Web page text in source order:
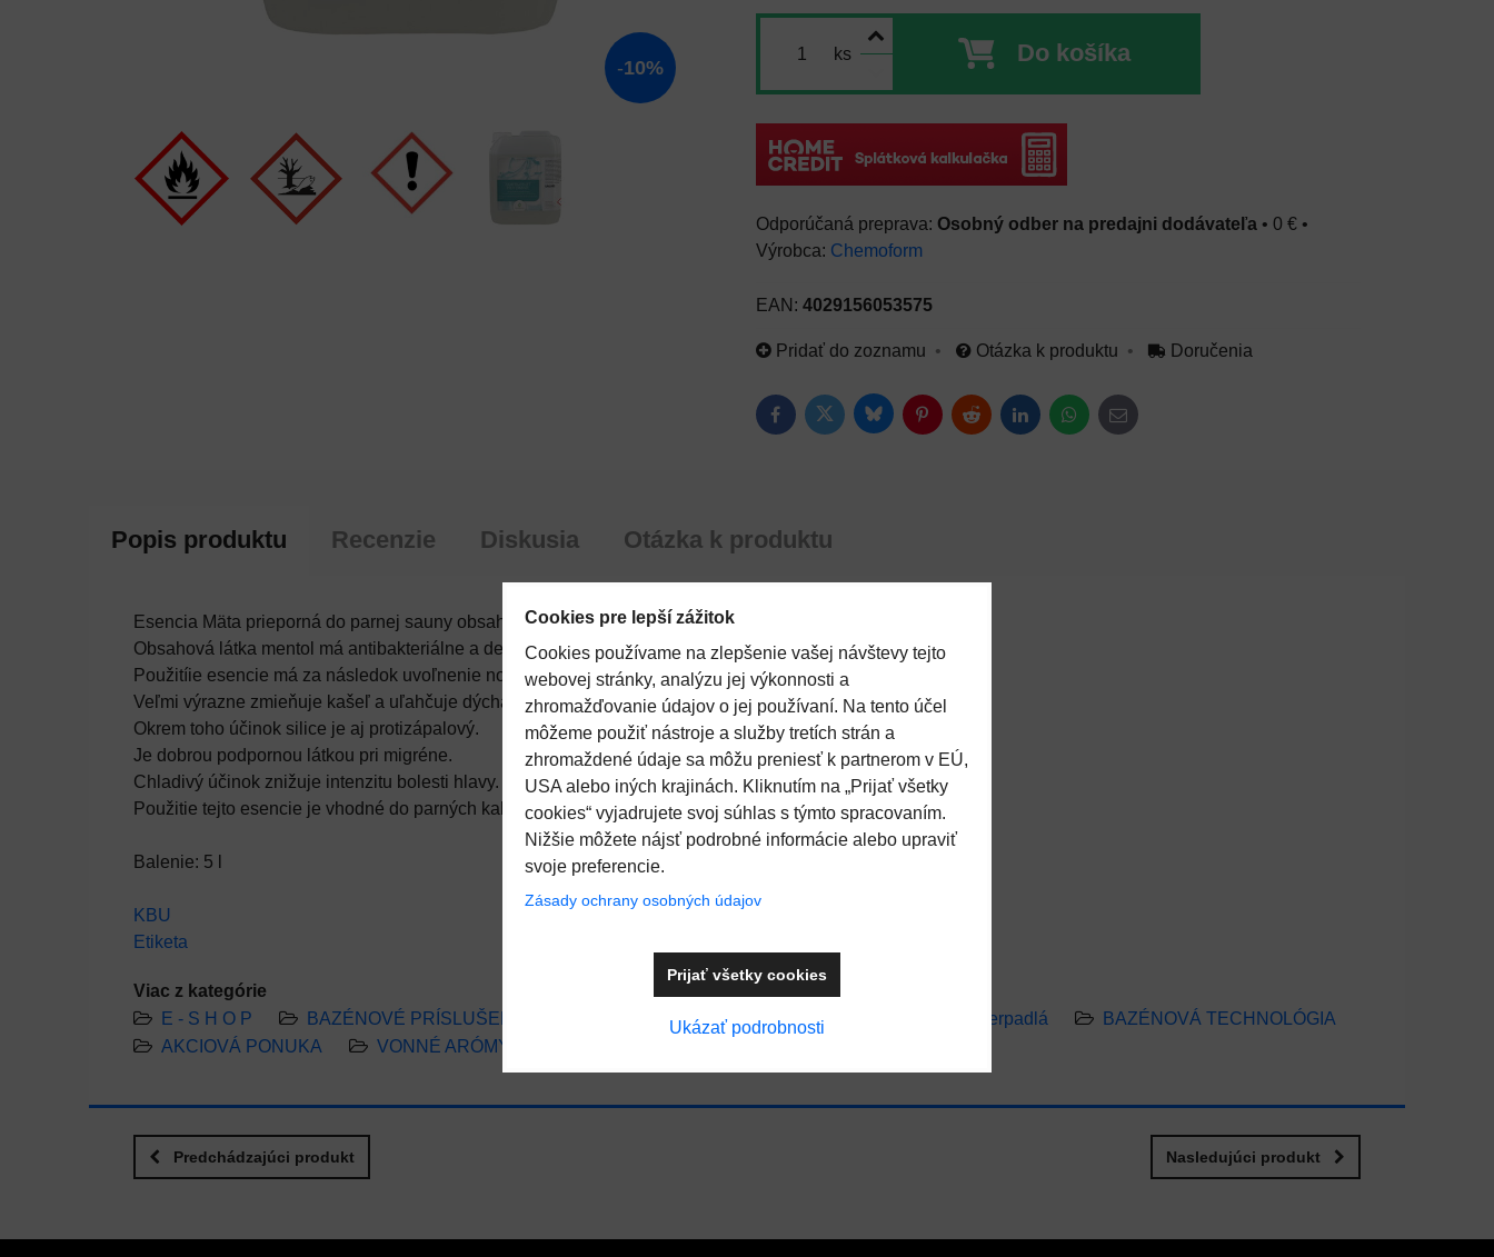
10%
ks Do košíka
Osobný odber na predajni dodávateľa• 0 € •
Výrobca: Chemoform
EAN: 4029156053575
Pridať do zoznamu Otázka k produktu Doručenia
FacebookTwitterBlueskyPinterestRedditLinkedInWhatsApp
E-mail
Popis produktu Recenzie Diskusia Otázka k produktu
Esencia Mäta prieporná do parnej sauny obsahuje silicu mentol.
Obsahová látka mentol má antibakteriálne a dezodoračné účinky.
Použitíie esencie má za následok uvoľnenie nosových dutín.
Veľmi výrazne zmieňuje kašeľ a uľahčuje dýchanie.
Okrem toho účinok silice je aj protizápalový.
Je dobrou podpornou látkou pri migréne.
Chladivý účinok znižuje intenzitu bolesti hlavy.
Použitie tejto esencie je vhodné do parných kabín a parných sáun.
Balenie: 5 l
KBU
Etiketa
Viac z kategórie
E - S H O P
BAZÉNOVÉ PRÍSLUŠENSTVO Vonné arómy do parných sáun Tepelné čerpadlá
BAZÉNOVÁ TECHNOLÓGIA
AKCIOVÁ PONUKA
VONNÉ ARÓMY A ESENCIE
Predchádzajúci produkt Nasledujúci produkt
Cookies pre lepší zážitok
Cookies používame na zlepšenie vašej návštevy tejto
webovej stránky, analýzu jej výkonnosti a
zhromažďovanie údajov o jej používaní. Na tento účel
môžeme použiť nástroje a služby tretích strán a
zhromaždené údaje sa môžu preniesť k partnerom v EÚ,
USA alebo iných krajinách. Kliknutím na „Prijať všetky
cookies“ vyjadrujete svoj súhlas s týmto spracovaním.
Nižšie môžete nájsť podrobné informácie alebo upraviť
svoje preferencie.
Zásady ochrany osobných údajov
Ukázať podrobnosti
Prijať všetky cookies